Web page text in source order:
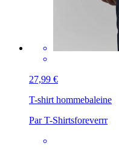
27,99 €
T-shirt hommebaleine
Par T-Shirtsforeverrr